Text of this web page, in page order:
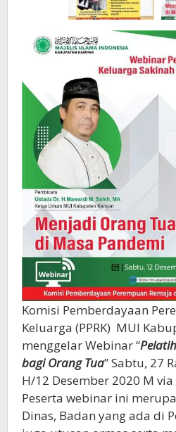
Komisi Pemberdayaan
Keluarga (PPRK) MUI
menggelar Webinar “
bagi Orang Tua” Sabtu, 27
H/12 Desember 2020 M
Peserta webinar ini
Dinas, Badan yang ada di